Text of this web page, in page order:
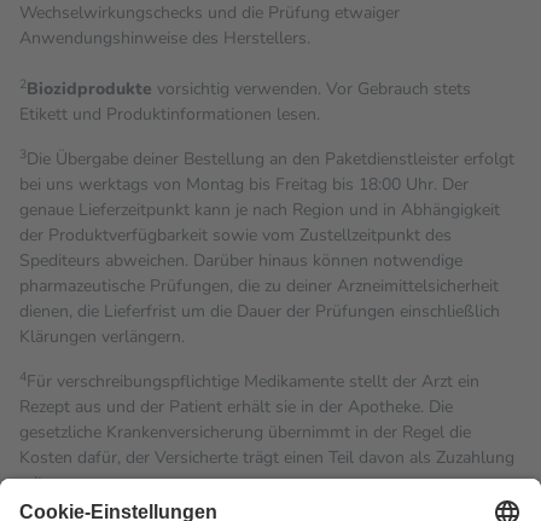
Wechselwirkungschecks und die Prüfung etwaiger
Anwendungshinweise des Herstellers.
2Biozidprodukte vorsichtig verwenden. Vor Gebrauch stets
Etikett und Produktinformationen lesen.
3Die Übergabe deiner Bestellung an den Paketdienstleister erfolgt
bei uns werktags von Montag bis Freitag bis 18:00 Uhr. Der
genaue Lieferzeitpunkt kann je nach Region und in Abhängigkeit
der Produktverfügbarkeit sowie vom Zustellzeitpunkt des
Spediteurs abweichen. Darüber hinaus können notwendige
pharmazeutische Prüfungen, die zu deiner Arzneimittelsicherheit
dienen, die Lieferfrist um die Dauer der Prüfungen einschließlich
Klärungen verlängern.
4Für verschreibungspflichtige Medikamente stellt der Arzt ein
Rezept aus und der Patient erhält sie in der Apotheke. Die
gesetzliche Krankenversicherung übernimmt in der Regel die
Kosten dafür, der Versicherte trägt einen Teil davon als Zuzahlung
mit.
Grundsätzlich leisten Mitglieder Zuzahlungen in Höhe von zehn